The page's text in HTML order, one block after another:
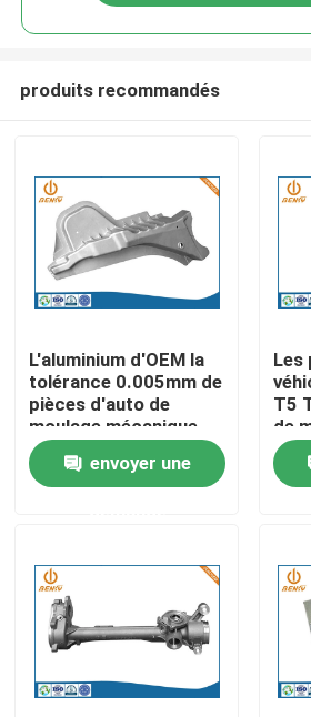
Aperçu
Produits
A propos de nous
Contrôle de la qualité
Contact
produits recommandés
L'aluminium d'OEM la
tolérance 0.005mm de
pièces d'auto de
moulage mécanique
sous pression 0.01mm
0.1mm envoyer une
Les
T5
de